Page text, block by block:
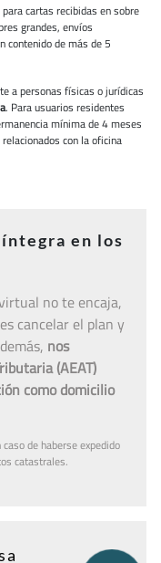
cartas recibidas en sobre
grandes, envíos
contenido de más de 5
a personas físicas o jurídicas
. Para usuarios residentes
mínima de 4 meses
con la oficina
en los
no te encaja,
cancelar el plan y
nos
(AEAT)
como domicilio
de haberse expedido
catastrales.